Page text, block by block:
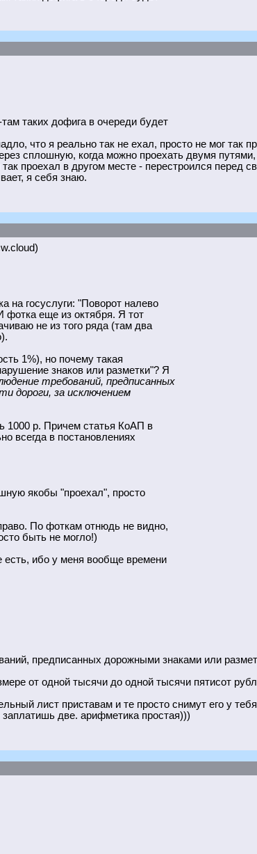
таких дофига в очереди будет
что я реально так не ехал, просто не мог так
сплошную, когда можно проехать двумя
проехал в другом месте - перестроился перед
я себя знаю.
на госуслуги: "Поворот налево
фотка еще из октября. Я тот
не из того ряда (там два
1%), но почему такая
знаков или разметки"? Я
требований, предписанных
дороги, за исключением
1000 р. Причем статья КоАП в
всегда в постановлениях
якобы "проехал", просто
По фоткам отнюдь не видно,
быть не могло!)
есть, ибо у меня вообще времени
предписанных дорожными знаками или
от одной тысячи до одной тысячи пятисот
лист приставам и те просто снимут его у
две. арифметика простая)))